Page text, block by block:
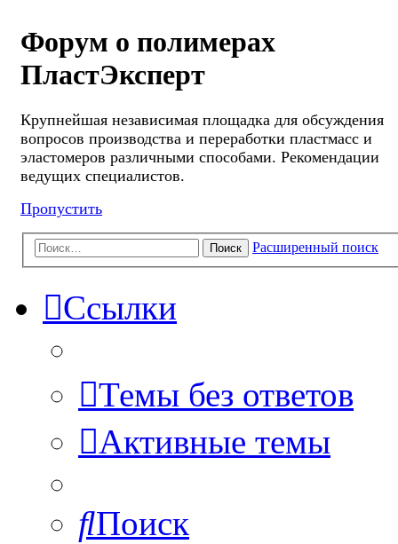
Форум о полимерах
ПластЭксперт
Крупнейшая независимая площадка для обсуждения
вопросов производства и переработки пластмасс и
эластомеров различными способами. Рекомендации
ведущих специалистов.
Пропустить
Поиск Расширенный поиск
Ссылки
Темы без ответов
Активные темы
Поиск